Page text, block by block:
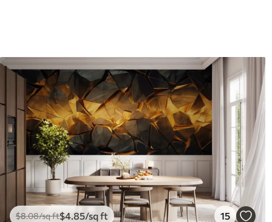
$8.08/sq ft$4.85/sq ft 15